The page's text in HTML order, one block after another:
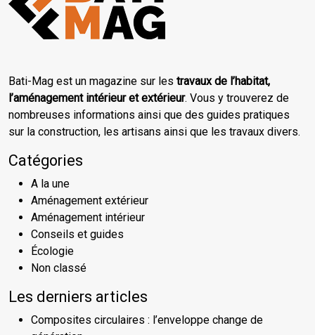
Bati-Mag est un magazine sur les travaux de l’habitat,
l’aménagement intérieur et extérieur. Vous y trouverez de
nombreuses informations ainsi que des guides pratiques
sur la construction, les artisans ainsi que les travaux divers.
Catégories
A la une
Aménagement extérieur
Aménagement intérieur
Conseils et guides
Écologie
Non classé
Les derniers articles
Composites circulaires : l’enveloppe change de